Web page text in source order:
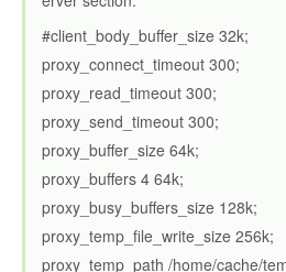
#client_body_buffer_size 32k;
proxy_connect_timeout 300;
proxy_read_timeout 300;
proxy_send_timeout 300;
proxy_buffer_size 64k;
proxy_buffers 4 64k;
proxy_busy_buffers_size 128k;
proxy_temp_file_write_size 256k;
proxy_temp_path /home/cache/